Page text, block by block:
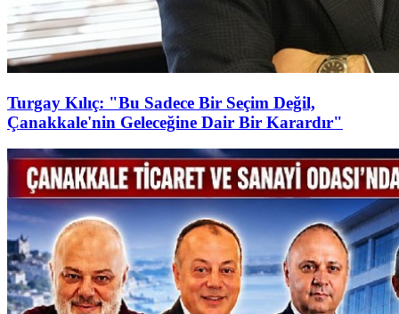
Turgay Kılıç: "Bu Sadece Bir Seçim Değil,
Çanakkale'nin Geleceğine Dair Bir Karardır"